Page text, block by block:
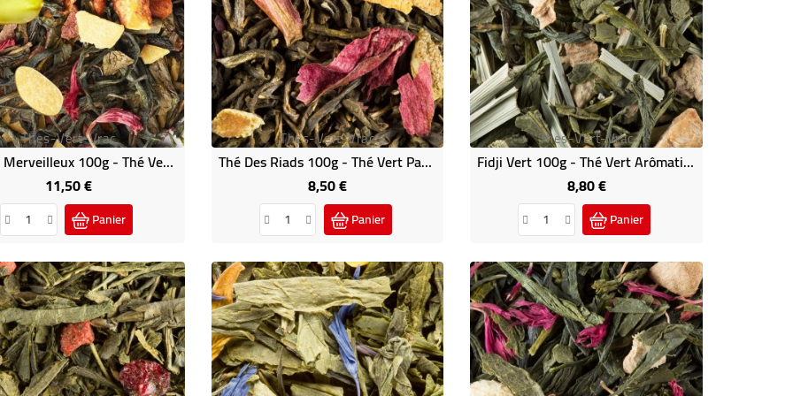
Thes-Vert-Vrac
Le Thé Merveilleux 100g - Thé Vert Parfumé Palais Des Thés
11,50 €Prix
Panier
Thes-Vert-Vrac
Thé Des Riads 100g - Thé Vert Parfumé Dammann
8,50 €Prix
Panier
Thes-Vert-Vrac
Fidji Vert 100g - Thé Vert Arômatisé Dammann
8,80 €Prix
Panier